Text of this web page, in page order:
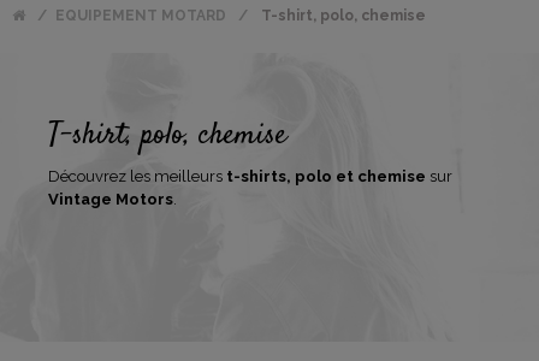
EQUIPEMENT MOTARD T-shirt, polo, chemise
T-shirt, polo, chemise
Découvrez les meilleurs t-shirts, polo et chemise sur
Vintage Motors